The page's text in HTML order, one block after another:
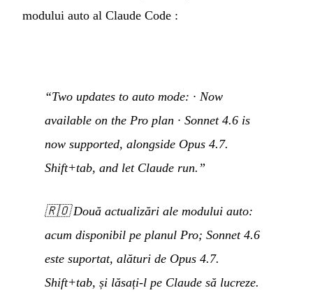
modului auto al Claude Code :
“Two updates to auto mode: · Now
available on the Pro plan · Sonnet 4.6 is
now supported, alongside Opus 4.7.
Shift+tab, and let Claude run.”
🇷🇴Două actualizări ale modului auto:
acum disponibil pe planul Pro; Sonnet 4.6
este suportat, alături de Opus 4.7.
Shift+tab, și lăsați-l pe Claude să lucreze.